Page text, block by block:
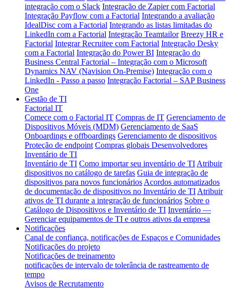
integração com o Slack Integração de Zapier com Factorial
Integração Payflow com a Factorial Integrando a avaliação
IdealDisc com a Factorial Integrando as listas limitadas do
LinkedIn com a Factorial Integração Teamtailor Breezy HR e
Factorial Integrar Recruitee com Factorial Integração Desky
com a Factorial Integração do Power BI Integração do
Business Central Factorial – Integração com o Microsoft
Dynamics NAV (Navision On-Premise) Integração com o
LinkedIn - Passo a passo Integração Factorial – SAP Business
One
Gestão de TI
Factorial IT
Comece com o Factorial IT Compras de IT Gerenciamento de
Dispositivos Móveis (MDM) Gerenciamento de SaaS
Onboardings e offboardings Gerenciamento de dispositivos
Proteção de endpoint Compras globais Desenvolvedores
Inventário de TI
Inventário de TI Como importar seu inventário de TI Atribuir
dispositivos no catálogo de tarefas Guia de integração de
dispositivos para novos funcionários Acordos automatizados
de documentação de dispositivos no Inventário de TI Atribuir
ativos de TI durante a integração de funcionários Sobre o
Catálogo de Dispositivos e Inventário de TI Inventário —
Gerenciar equipamentos de TI e outros ativos da empresa
Notificações
Canal de confiança, notificações de Espaços e Comunidades
Notificações do projeto
Notificações de treinamento
notificações de intervalo de tolerância de rastreamento de
tempo
Avisos de Recrutamento